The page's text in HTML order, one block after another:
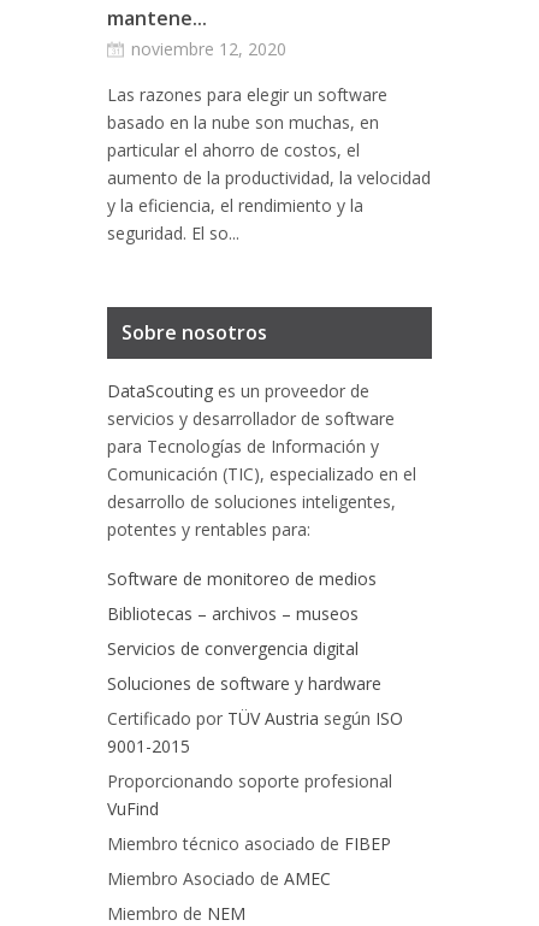
mantene...
noviembre 12, 2020
Las razones para elegir un software
basado en la nube son muchas, en
particular el ahorro de costos, el
aumento de la productividad, la velocidad
y la eficiencia, el rendimiento y la
seguridad. El so...
Sobre nosotros
DataScouting es un proveedor de
servicios y desarrollador de software
para Tecnologías de Información y
Comunicación (TIC), especializado en el
desarrollo de soluciones inteligentes,
potentes y rentables para:
Software de monitoreo de medios
Bibliotecas – archivos – museos
Servicios de convergencia digital
Soluciones de software y hardware
Certificado por TÜV Austria según ISO
9001-2015
Proporcionando soporte profesional
VuFind
Miembro técnico asociado de FIBEP
Miembro Asociado de AMEC
Miembro de NEM